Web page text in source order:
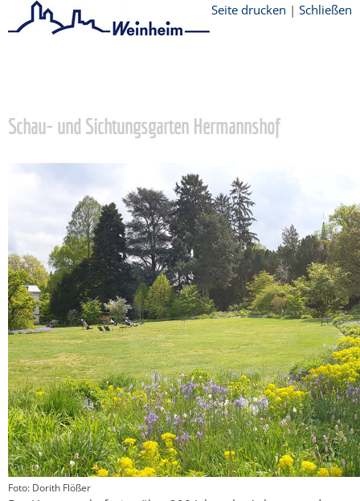
Seite drucken | Schließen
Schau- und Sichtungsgarten Hermannshof
Foto: Dorith Flößer